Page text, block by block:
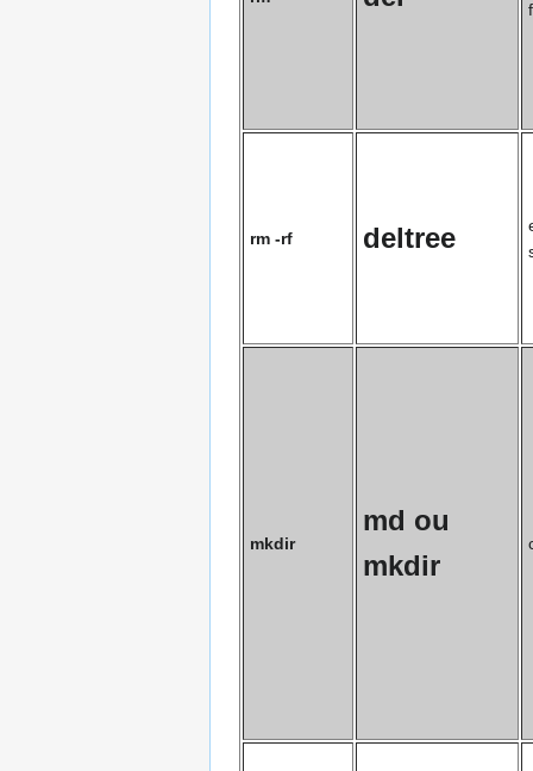
rm -rf deltree
mkdir
md ou
mkdir